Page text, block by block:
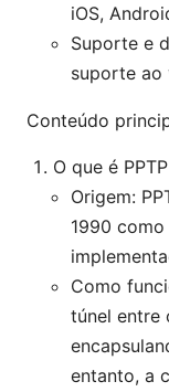
iOS,
Suporte e
suporte ao
Conteúdo
O que é PPTP
Origem:
1990
Como
túnel entre
entanto, a